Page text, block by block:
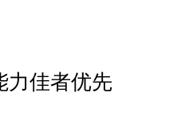
力佳者优先